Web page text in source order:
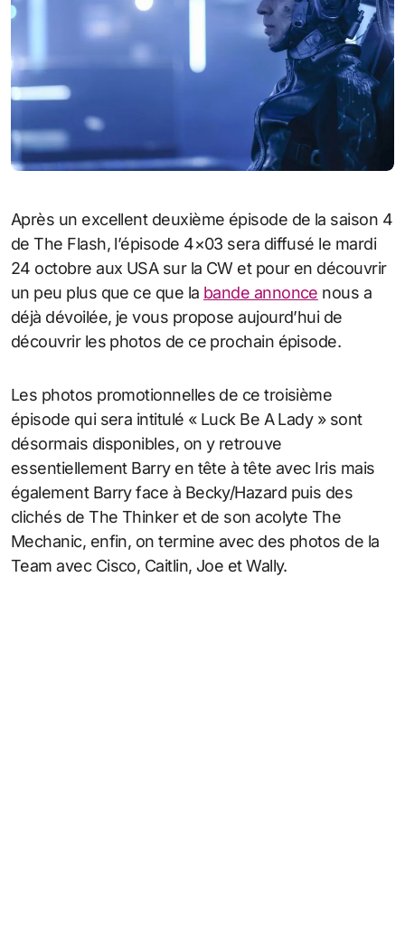
Après un excellent deuxième épisode de la saison 4
de The Flash, l’épisode 4×03 sera diffusé le mardi
24 octobre aux USA sur la CW et pour en découvrir
un peu plus que ce que la bande annonce nous a
déjà dévoilée, je vous propose aujourd’hui de
découvrir les photos de ce prochain épisode.
Les photos promotionnelles de ce troisième
épisode qui sera intitulé « Luck Be A Lady » sont
désormais disponibles, on y retrouve
essentiellement Barry en tête à tête avec Iris mais
également Barry face à Becky/Hazard puis des
clichés de The Thinker et de son acolyte The
Mechanic, enfin, on termine avec des photos de la
Team avec Cisco, Caitlin, Joe et Wally.